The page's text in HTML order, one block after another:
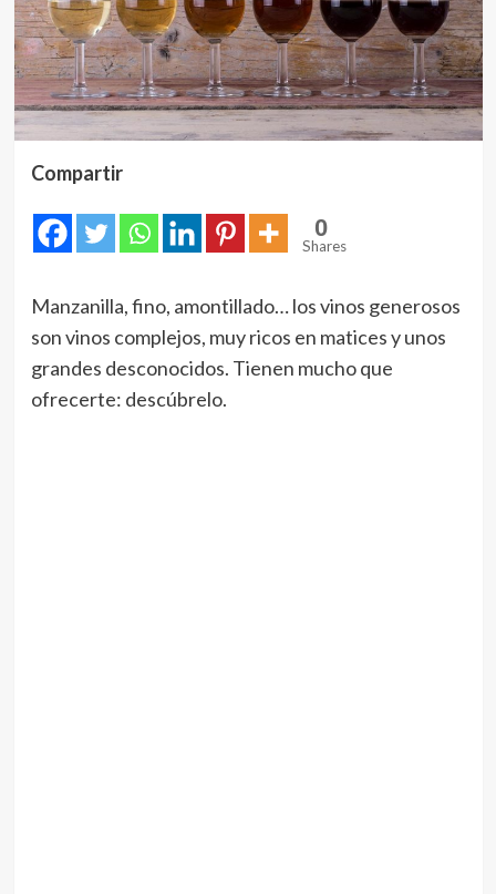
Compartir
0
Shares
Manzanilla, fino, amontillado… los vinos generosos
son vinos complejos, muy ricos en matices y unos
grandes desconocidos. Tienen mucho que
ofrecerte: descúbrelo.